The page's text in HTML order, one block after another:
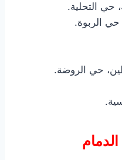
حي التحلية.
حي الربوة.
حي الروضة.